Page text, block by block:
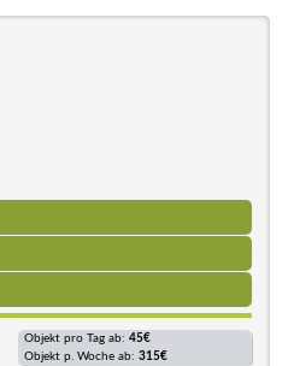
Objekt pro Tag ab: 45€
Objekt p. Woche ab: 315€